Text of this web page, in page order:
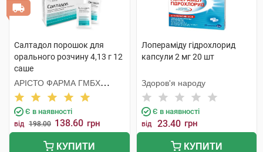
Салтадол порошок для
орального розчину 4,13 г 12
саше
АРІСТО ФАРМА ГМБХ
НІМЕЧЧИНА
Є в наявності
від 198.00 138.60 грн
КУПИТИ
Лопераміду гідрохлорид
капсули 2 мг 20 шт
Здоров'я народу
Є в наявності
від 23.40 грн
КУПИТИ